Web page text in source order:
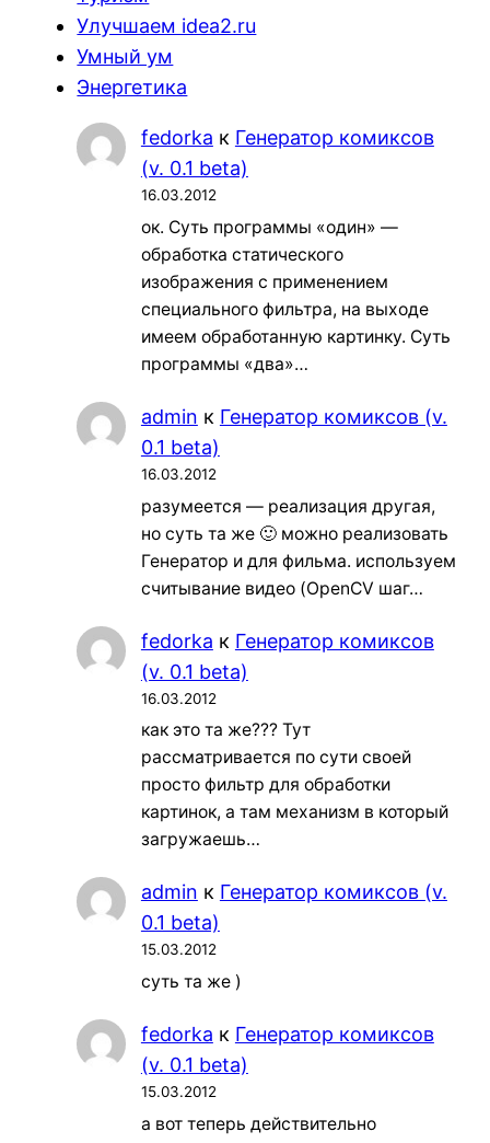
Улучшаем idea2.ru
Умный ум
Энергетика
fedorka к Генератор комиксов
(v. 0.1 beta)
16.03.2012
ок. Суть программы «один» —
обработка статического
изображения с применением
специального фильтра, на выходе
имеем обработанную картинку. Суть
программы «два»…
admin к Генератор комиксов (v.
0.1 beta)
16.03.2012
разумеется — реализация другая,
но суть та же 🙂 можно реализовать
Генератор и для фильма. используем
считывание видео (OpenCV шаг…
fedorka к Генератор комиксов
(v. 0.1 beta)
16.03.2012
как это та же??? Тут
рассматривается по сути своей
просто фильтр для обработки
картинок, а там механизм в который
загружаешь…
admin к Генератор комиксов (v.
0.1 beta)
15.03.2012
суть та же )
fedorka к Генератор комиксов
(v. 0.1 beta)
15.03.2012
а вот теперь действительно